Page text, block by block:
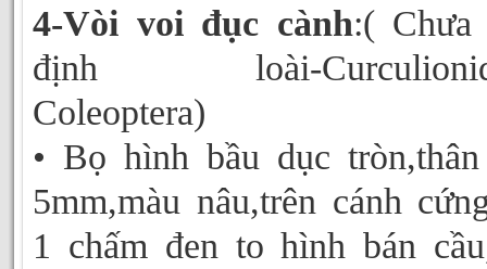
4-Vòi voi đục cành:( Chưa
định loài-
Coleoptera)
• Bọ hình bầu dục
5mm,màu nâu,trên cánh
1 chấm đen to hình bán